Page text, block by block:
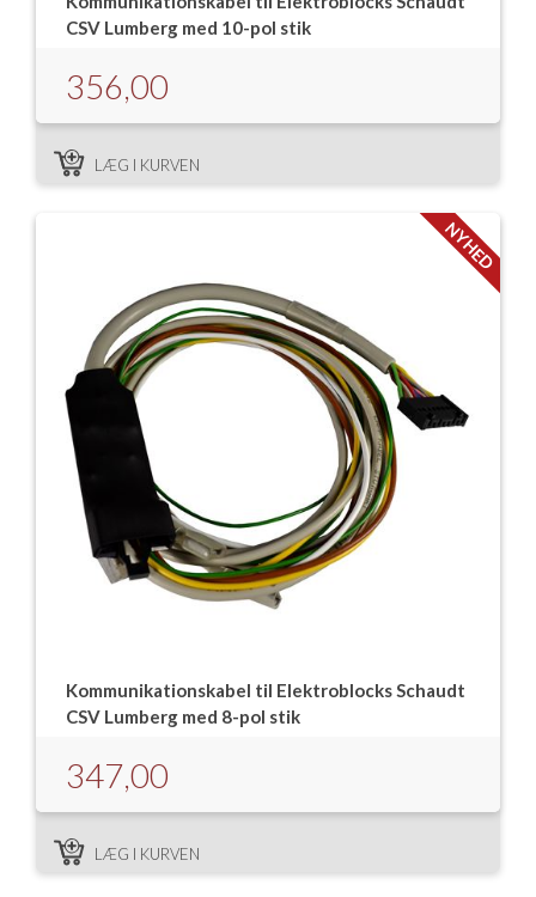
Isabella Opstillingsvejledninger
GPDR - KG Camping Kundeklub
CSV Lumberg med 10-pol stik
356,00
LÆG I KURVEN
Kommunikationskabel til Elektroblocks Schaudt
CSV Lumberg med 8-pol stik
347,00
NYHED
LÆG I KURVEN